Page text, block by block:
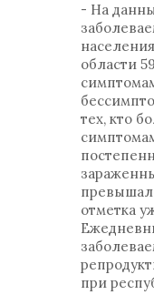
- На
области
тех, кто
отметка
при